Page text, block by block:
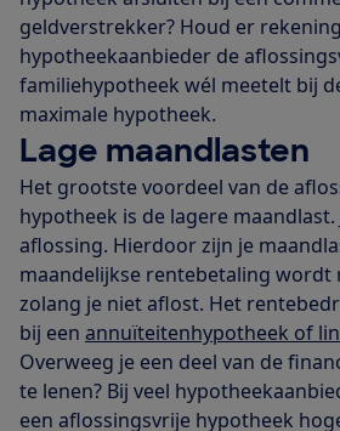
geldverstrekker? Houd er
hypotheekaanbieder de
familiehypotheek wél meetelt bij
maximale hypotheek.
Lage maandlasten
Het grootste voordeel van de
hypotheek is de lagere maandlast.
aflossing. Hierdoor zijn je
maandelijkse rentebetaling wordt
zolang je niet aflost. Het
bij een annuïteitenhypotheek of
Overweeg je een deel van de
te lenen? Bij veel
een aflossingsvrije hypotheek